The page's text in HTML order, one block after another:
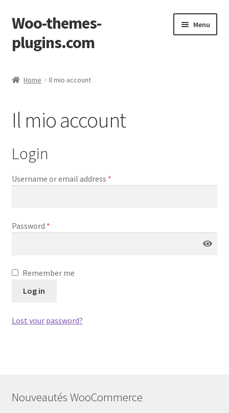
Vai
alla
navigazione
Vai
al
contenuto
Woo-themes-
plugins.com
Menu
Completa transazione
Il mio account
Negozio
Home Il mio account
Il mio account
Login
Username or email address *
Password *
Remember me
Log in
Lost your password?
Nouveautés WooCommerce